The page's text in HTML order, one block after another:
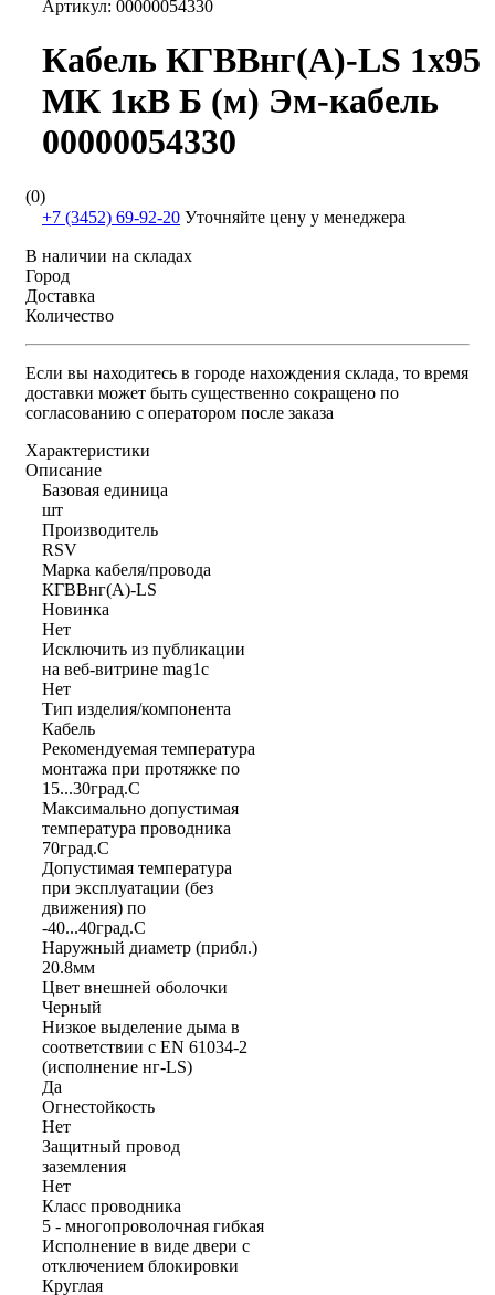
Артикул: 00000054330
Кабель КГВВнг(А)-LS 1х95
МК 1кВ Б (м) Эм-кабель
00000054330
(0)
+7 (3452) 69-92-20 Уточняйте цену у менеджера
В наличии на складах
Город
Доставка
Количество
Если вы находитесь в городе нахождения склада, то время
доставки может быть существенно сокращено по
согласованию с оператором после заказа
Характеристики
Описание
Базовая единица
шт
Производитель
RSV
Марка кабеля/провода
КГВВнг(А)-LS
Новинка
Нет
Исключить из публикации
на веб-витрине mag1c
Нет
Тип изделия/компонента
Кабель
Рекомендуемая температура
монтажа при протяжке по
15...30град.C
Максимально допустимая
температура проводника
70град.C
Допустимая температура
при эксплуатации (без
движения) по
-40...40град.C
Наружный диаметр (прибл.)
20.8мм
Цвет внешней оболочки
Черный
Низкое выделение дыма в
соответствии с EN 61034-2
(исполнение нг-LS)
Да
Огнестойкость
Нет
Защитный провод
заземления
Нет
Класс проводника
5 - многопроволочная гибкая
Исполнение в виде двери с
отключением блокировки
Круглая